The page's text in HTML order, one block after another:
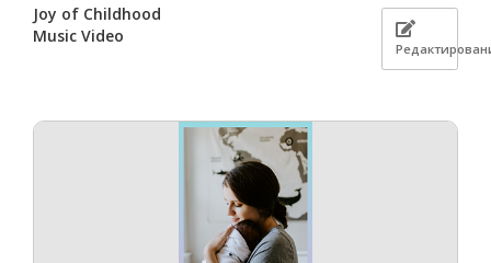
Joy of Childhood
Music Video